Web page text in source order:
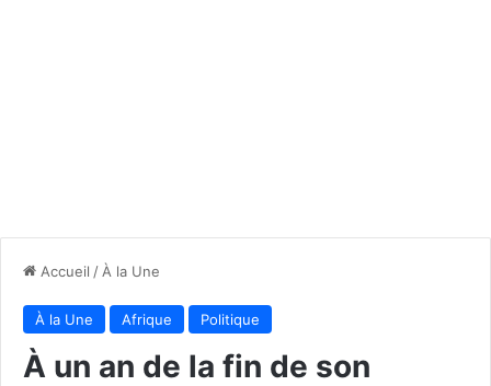
Accueil / À la Une
À la Une Afrique Politique
À un an de la fin de son